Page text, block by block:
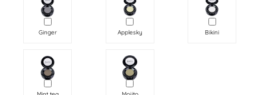
Ginger Applesky Bikini